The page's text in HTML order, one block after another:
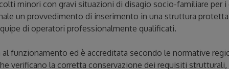
minori con gravi situazioni di disagio socio-familiare per
un provvedimento di inserimento in una struttura
di operatori professionalmente qualificati.
al funzionamento ed è accreditata secondo le normative
verificano la corretta conservazione dei requisiti strutturali,